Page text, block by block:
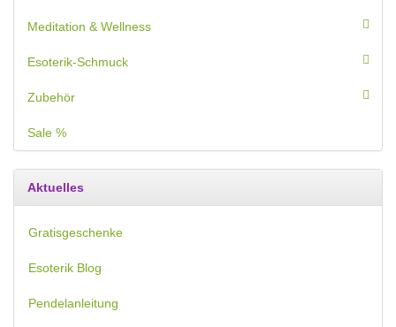
Meditation & Wellness
Esoterik-Schmuck
Zubehör
Sale %
Aktuelles
Gratisgeschenke
Esoterik Blog
Pendelanleitung